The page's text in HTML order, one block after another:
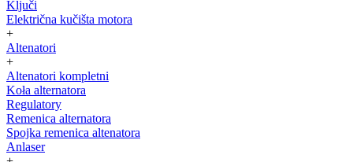
Ključi
Električna kučišta motora
+
Altenatori
+
Altenatori kompletni
Koła alternatora
Regulatory
Remenica alternatora
Spojka remenica altenatora
Anlaser